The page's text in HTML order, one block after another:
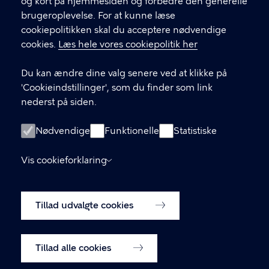
brugeroplevelse. For at kunne læse
cookiepolitikken skal du acceptere nødvendige
cookies. Læs hele vores cookiepolitik her
Du kan ændre dine valg senere ved at klikke på
'Cookieindstillinger', som du finder som link
nederst på siden.
Nødvendige Funktionelle Statistiske
Vis cookieforklaring
Tillad udvalgte cookies
Tillad alle cookies
GENVEJE
Digital Post
Databeskyttelse
Tilgængelighedserklæring
Om hjemmesiden
Cookiepolitik